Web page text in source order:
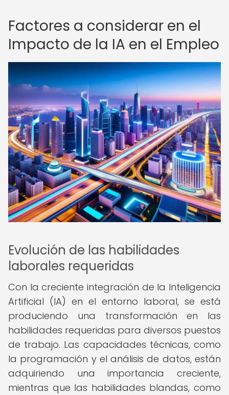
Factores a considerar en el
Impacto de la IA en el Empleo
Evolución de las habilidades
laborales requeridas
Con la creciente integración de la Inteligencia
Artificial (IA) en el entorno laboral, se está
produciendo una transformación en las
habilidades requeridas para diversos puestos
de trabajo. Las capacidades técnicas, como
la programación y el análisis de datos, están
adquiriendo una importancia creciente,
mientras que las habilidades blandas, como